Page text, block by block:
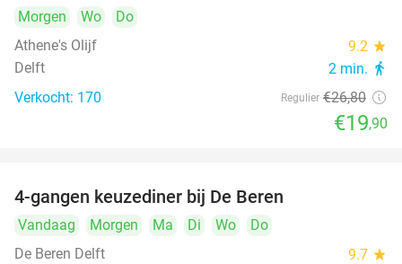
Morgen Wo
Do
Athene's Olijf
9.2 star
Delft 2 min. directions_walk
Verkocht: 170 Regulier €26,80
€19,90
4-gangen keuzediner bij De Beren
Vandaag Morgen Ma Di Wo
Do
De Beren Delft
9.7 star